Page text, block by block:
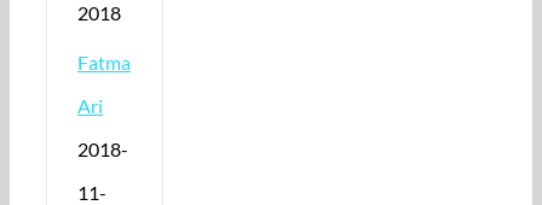
2018
Fatma
Ari
2018-
11-